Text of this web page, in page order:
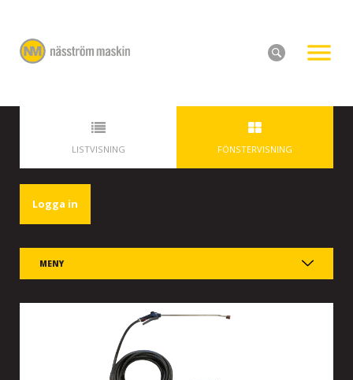
LISTVISNING FÖNSTERVISNING
Logga in
MENY